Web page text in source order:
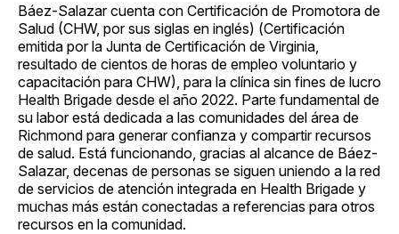
Báez-Salazar cuenta con Certificación de Promotora de
Salud (CHW, por sus siglas en inglés) (Certificación
emitida por la Junta de Certificación de Virginia,
resultado de cientos de horas de empleo voluntario y
capacitación para CHW), para la clínica sin fines de lucro
Health Brigade desde el año 2022. Parte fundamental de
su labor está dedicada a las comunidades del área de
Richmond para generar confianza y compartir recursos
de salud. Está funcionando, gracias al alcance de Báez-
Salazar, decenas de personas se siguen uniendo a la red
de servicios de atención integrada en Health Brigade y
muchas más están conectadas a referencias para otros
recursos en la comunidad.